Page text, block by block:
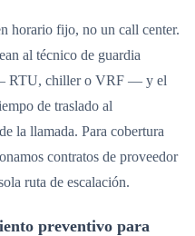
horario fijo, no un call center.
al técnico de guardia
RTU, chiller o VRF — y el
de traslado al
la llamada. Para cobertura
contratos de proveedor
ruta de escalación.
preventivo para